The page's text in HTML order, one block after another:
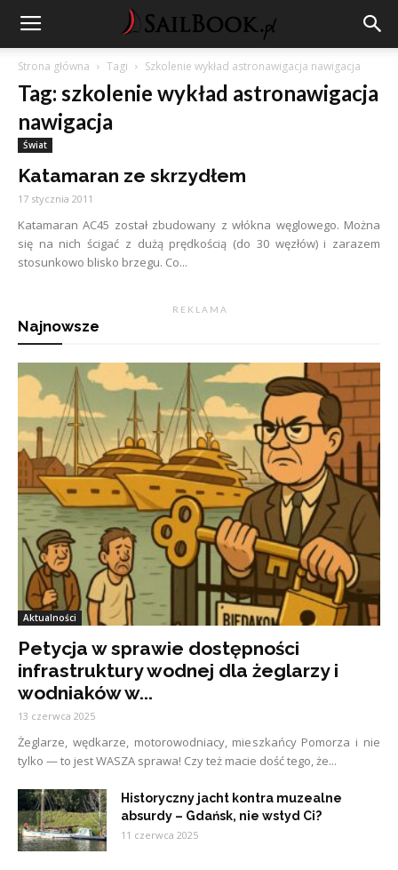
Strona główna Tagi Szkolenie wykład astronawigacja nawigacja
Tag: szkolenie wykład astronawigacja
nawigacja
Świat
Katamaran ze skrzydłem
17 stycznia 2011
Katamaran AC45 został zbudowany z włókna węglowego. Można
się na nich ścigać z dużą prędkością (do 30 węzłów) i zarazem
stosunkowo blisko brzegu. Co...
R E K L A M A
Najnowsze
Aktualności
Petycja w sprawie dostępności
infrastruktury wodnej dla żeglarzy i
wodniaków w...
13 czerwca 2025
Żeglarze, wędkarze, motorowodniacy, mieszkańcy Pomorza i nie
tylko — to jest WASZA sprawa! Czy też macie dość tego, że...
Historyczny jacht kontra muzealne
absurdy – Gdańsk, nie wstyd Ci?
11 czerwca 2025